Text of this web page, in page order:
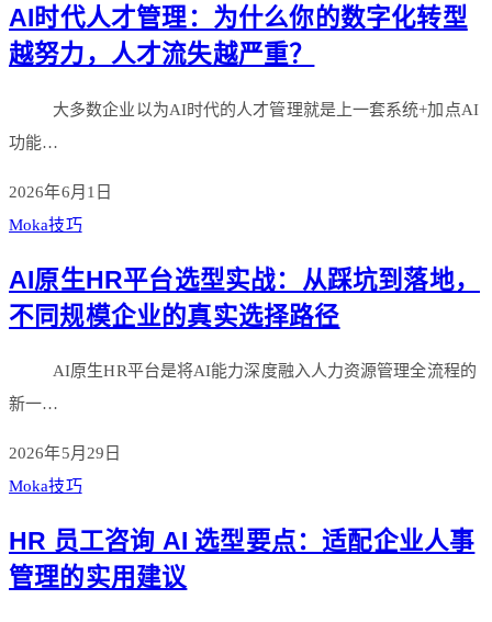
AI时代人才管理：为什么你的数字化转型
越努力，人才流失越严重？
大多数企业以为AI时代的人才管理就是上一套系统+加点AI
功能…
2026年6月1日
Moka技巧
AI原生HR平台选型实战：从踩坑到落地，
不同规模企业的真实选择路径
AI原生HR平台是将AI能力深度融入人力资源管理全流程的
新一…
2026年5月29日
Moka技巧
HR 员工咨询 AI 选型要点：适配企业人事
管理的实用建议